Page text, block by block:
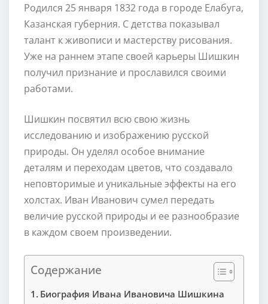
Родился 25 января 1832 года в городе Елабуга,
Казанская губерния. С детства показывал
талант к живописи и мастерству рисования.
Уже на раннем этапе своей карьеры Шишкин
получил признание и прославился своими
работами.
Шишкин посвятил всю свою жизнь
исследованию и изображению русской
природы. Он уделял особое внимание
деталям и переходам цветов, что создавало
неповторимые и уникальные эффекты на его
холстах. Иван Иванович сумел передать
величие русской природы и ее разнообразие
в каждом своем произведении.
Содержание
Биография Ивана Ивановича Шишкина